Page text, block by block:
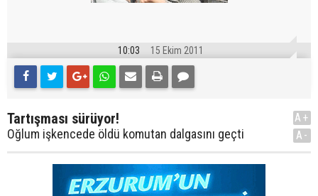
10:03 15 Ekim 2011
Tartışması sürüyor!
Oğlum işkencede öldü komutan dalgasını geçti
A+
A-